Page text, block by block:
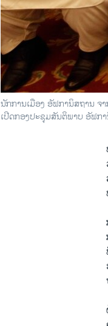
ນັກ​ການ​ເມືອງ ອັ​ຟ​ກາ​ນິ​ສ​ຖານ ຈ
ເປີດກອງ​ປະ​ຊຸມສັນ​ຕິ​ພາບ ອັ​ຟ​ກ